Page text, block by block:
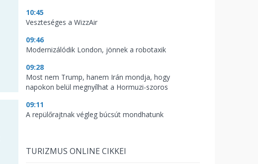
10:45
Veszteséges a WizzAir
09:46
Modernizálódik London, jönnek a robotaxik
09:28
Most nem Trump, hanem Irán mondja, hogy
napokon belül megnyílhat a Hormuzi-szoros
09:11
A repülőrajtnak végleg búcsút mondhatunk
TURIZMUS ONLINE CIKKEI